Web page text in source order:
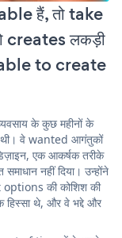
हैं, तो take
creates लकड़ी
able to create
के कुछ महीनों के
थी। वे wanted आगंतुकों
एक आकर्षक तरीके
नहीं दिया। उन्होंने
की कोशिश की
हिस्सा थे, और वे भद्दे और